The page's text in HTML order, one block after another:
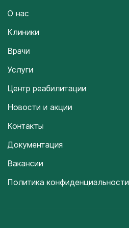
О нас
Клиники
Врачи
Услуги
Центр реабилитации
Новости и акции
Контакты
Документация
Вакансии
Политика конфиденциальности